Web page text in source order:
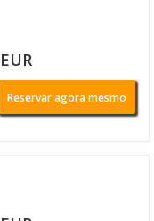
Reservar agora mesmo